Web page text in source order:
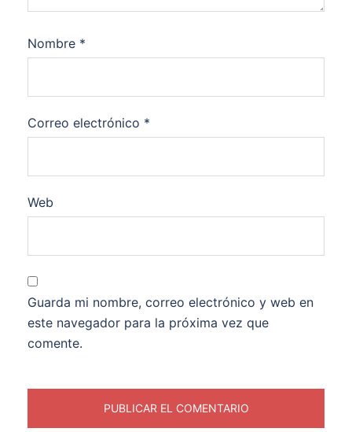
Nombre *
Correo electrónico *
Web
Guarda mi nombre, correo electrónico y web en
este navegador para la próxima vez que
comente.